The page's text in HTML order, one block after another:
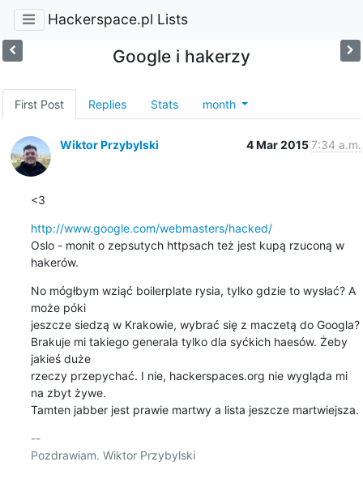
Hackerspace.pl Lists
Google i hakerzy
First Post Replies Stats month
Wiktor Przybylski 4 Mar 20157:34 a.m.
<3
http://www.google.com/webmasters/hacked/
Oslo - monit o zepsutych httpsach też jest kupą rzuconą w
hakerów.
No mógłbym wziąć boilerplate rysia, tylko gdzie to wysłać? A
może póki
jeszcze siedzą w Krakowie, wybrać się z maczetą do Googla?
Brakuje mi takiego generala tylko dla syćkich haesów. Żeby
jakieś duże
rzeczy przepychać. I nie, hackerspaces.org nie wygląda mi
na zbyt żywe.
Tamten jabber jest prawie martwy a lista jeszcze martwiejsza.
--
Pozdrawiam. Wiktor Przybylski